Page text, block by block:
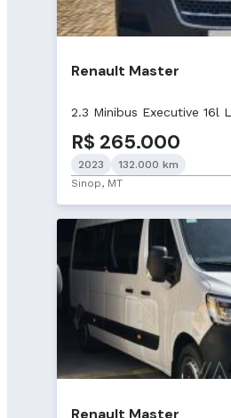
Renault Master
2.3 Minibus Executive 16l
R$ 265.000
2023
132.000 km
Sinop, MT
Renault Master